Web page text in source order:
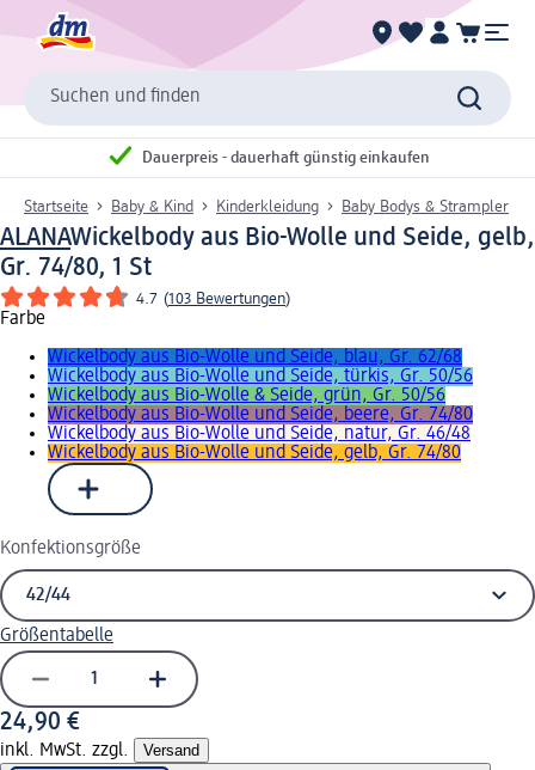
Suchen und finden
Dauerpreis - dauerhaft günstig einkaufen
Startseite Baby & Kind Kinderkleidung Baby Bodys & Strampler
ALANAWickelbody aus Bio-Wolle und Seide, gelb,
Gr. 74/80, 1 St
4.7 (103 Bewertungen)
Farbe
Wickelbody aus Bio-Wolle und Seide, blau, Gr. 62/68
Wickelbody aus Bio-Wolle und Seide, türkis, Gr. 50/56
Wickelbody aus Bio-Wolle & Seide, grün, Gr. 50/56
Wickelbody aus Bio-Wolle und Seide, beere, Gr. 74/80
Wickelbody aus Bio-Wolle und Seide, natur, Gr. 46/48
Wickelbody aus Bio-Wolle und Seide, gelb, Gr. 74/80
Konfektionsgröße
Größentabelle
24,90 €
inkl. MwSt. zzgl. Versand